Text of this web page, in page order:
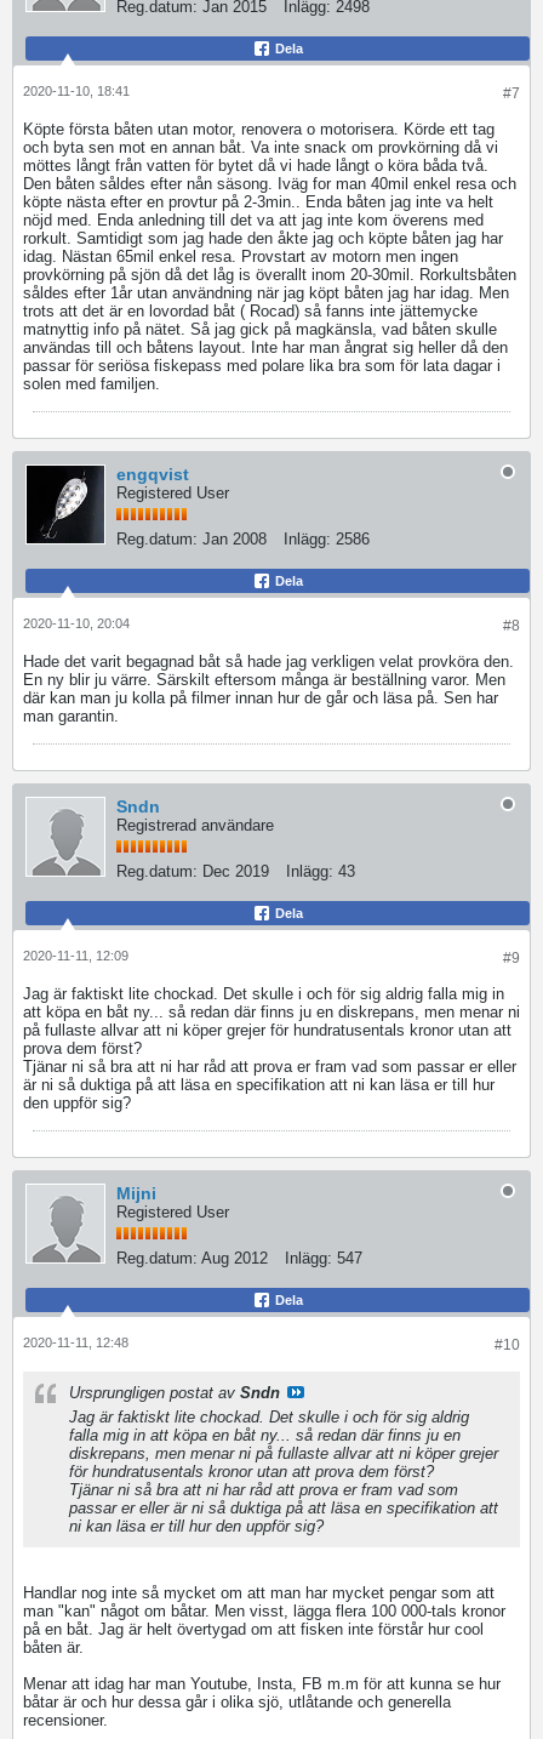
Reg.datum: Jan 2015 Inlägg: 2498
Dela
#7
2020-11-10, 18:41
Köpte första båten utan motor, renovera o motorisera. Körde ett tag
och byta sen mot en annan båt. Va inte snack om provkörning då vi
möttes långt från vatten för bytet då vi hade långt o köra båda två.
Den båten såldes efter nån säsong. Iväg for man 40mil enkel resa och
köpte nästa efter en provtur på 2-3min.. Enda båten jag inte va helt
nöjd med. Enda anledning till det va att jag inte kom överens med
rorkult. Samtidigt som jag hade den åkte jag och köpte båten jag har
idag. Nästan 65mil enkel resa. Provstart av motorn men ingen
provkörning på sjön då det låg is överallt inom 20-30mil. Rorkultsbåten
såldes efter 1år utan användning när jag köpt båten jag har idag. Men
trots att det är en lovordad båt ( Rocad) så fanns inte jättemycke
matnyttig info på nätet. Så jag gick på magkänsla, vad båten skulle
användas till och båtens layout. Inte har man ångrat sig heller då den
passar för seriösa fiskepass med polare lika bra som för lata dagar i
solen med familjen.
engqvist
Registered User
Reg.datum: Jan 2008 Inlägg: 2586
Dela
#8
2020-11-10, 20:04
Hade det varit begagnad båt så hade jag verkligen velat provköra den.
En ny blir ju värre. Särskilt eftersom många är beställning varor. Men
där kan man ju kolla på filmer innan hur de går och läsa på. Sen har
man garantin.
Sndn
Registrerad användare
Reg.datum: Dec 2019 Inlägg: 43
Dela
#9
2020-11-11, 12:09
Jag är faktiskt lite chockad. Det skulle i och för sig aldrig falla mig in
att köpa en båt ny... så redan där finns ju en diskrepans, men menar ni
på fullaste allvar att ni köper grejer för hundratusentals kronor utan att
prova dem först?
Tjänar ni så bra att ni har råd att prova er fram vad som passar er eller
är ni så duktiga på att läsa en specifikation att ni kan läsa er till hur
den uppför sig?
Mijni
Registered User
Reg.datum: Aug 2012 Inlägg: 547
Dela
#10
2020-11-11, 12:48
Ursprungligen postat av Sndn
Jag är faktiskt lite chockad. Det skulle i och för sig aldrig
falla mig in att köpa en båt ny... så redan där finns ju en
diskrepans, men menar ni på fullaste allvar att ni köper grejer
för hundratusentals kronor utan att prova dem först?
Tjänar ni så bra att ni har råd att prova er fram vad som
passar er eller är ni så duktiga på att läsa en specifikation att
ni kan läsa er till hur den uppför sig?
Handlar nog inte så mycket om att man har mycket pengar som att
man "kan" något om båtar. Men visst, lägga flera 100 000-tals kronor
på en båt. Jag är helt övertygad om att fisken inte förstår hur cool
båten är.
Menar att idag har man Youtube, Insta, FB m.m för att kunna se hur
båtar är och hur dessa går i olika sjö, utlåtande och generella
recensioner.